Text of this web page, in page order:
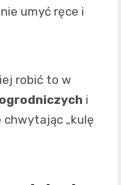
umyć ręce i
robić to w
i
chwytając „kulę